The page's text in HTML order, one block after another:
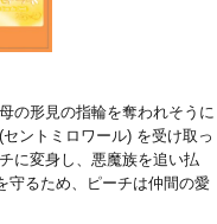
の形見の指輪を奪われそうに
ントミロワール) を受け取っ
に変身し、悪魔族を追い払
守るため、ピーチは仲間の愛